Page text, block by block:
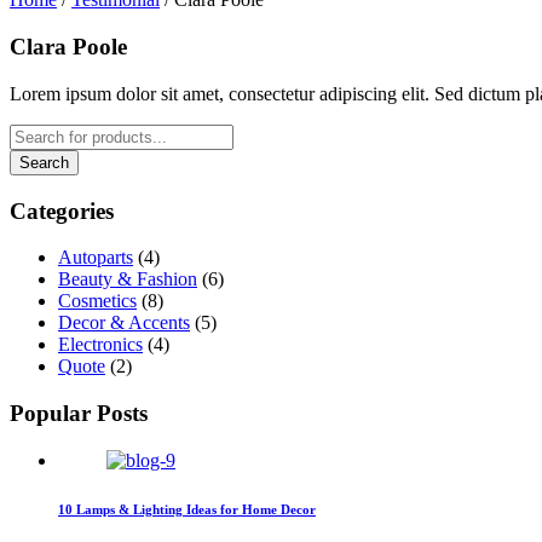
Clara Poole
Lorem ipsum dolor sit amet, consectetur adipiscing elit. Sed dictum
Categories
Autoparts (4)
Beauty & Fashion (6)
Cosmetics (8)
Decor & Accents (5)
Electronics (4)
Quote (2)
Popular Posts
10 Lamps & Lighting Ideas for Home Decor